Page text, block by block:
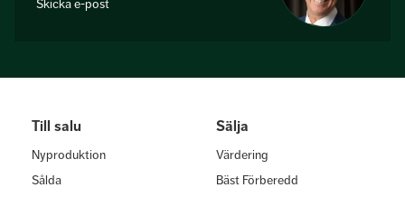
Skicka e-post
Till salu
Nyproduktion
Sålda
Sälja
Värdering
Bäst Förberedd